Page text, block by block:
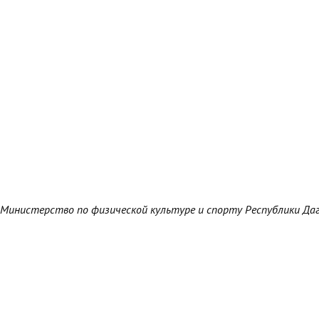
Министерство по физической культуре и спорту Республики